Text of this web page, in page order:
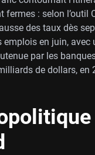
: selon l’outil
des taux dès
emplois en juin, avec
par les
de dollars, en